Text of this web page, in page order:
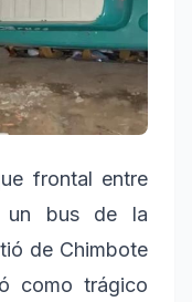
frontal entre
un bus de la
de Chimbote
como trágico